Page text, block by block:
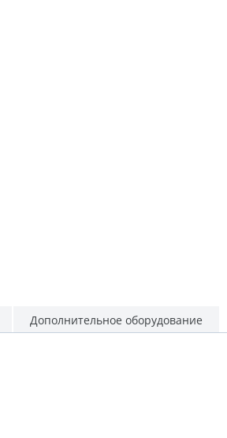
Дополнительное оборудование